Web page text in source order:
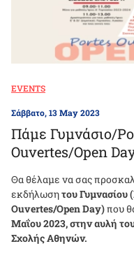
EVENTS
Σάββατο, 13 May 2023
Πάμε Γυμνάσιο/
Ouvertes/Open
Θα θέλαμε να σας
εκδήλωσητου Γυμνασίου
Ouvertes/Open Day)που
Μαΐου 2023, στην αυλή
Σχολής Αθηνών.